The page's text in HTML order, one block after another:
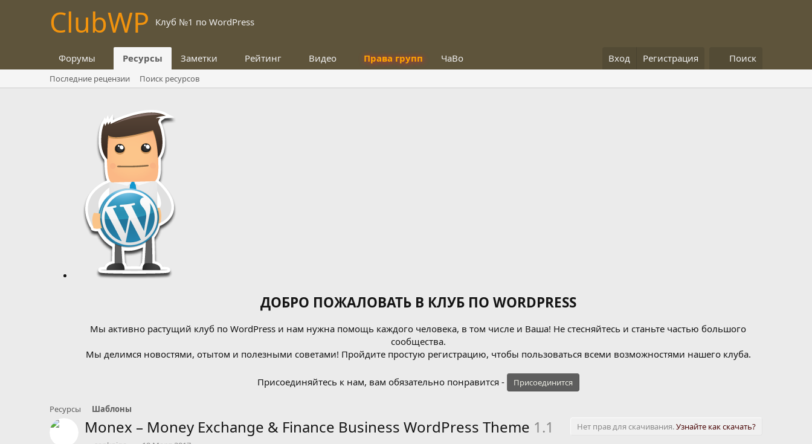
ClubWP Клуб №1 по WordPress
Форумы Ресурсы Заметки Рейтинг Видео Права групп ЧаВо Вход Регистрация Поиск
Последние рецензии Поиск ресурсов
ДОБРО ПОЖАЛОВАТЬ В КЛУБ ПО WORDPRESS
Мы активно растущий клуб по WordPress и нам нужна помощь каждого человека, в том числе и Ваша! Не стесняйтесь и станьте частью большого
сообщества.
Мы делимся новостями, отытом и полезными советами! Пройдите простую регистрацию, чтобы пользоваться всеми возможностями нашего клуба.
Присоединяйтесь к нам, вам обязательно понравится - Присоединится
Ресурсы Шаблоны
Monex – Money Exchange & Finance Business WordPress Theme 1.1 Нет прав для скачивания.Узнайте как скачать?